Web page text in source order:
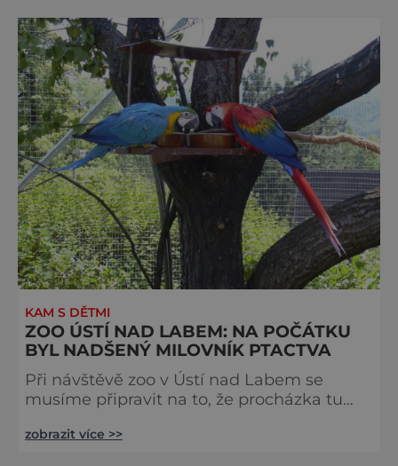
KAM S DĚTMI
ZOO ÚSTÍ NAD LABEM: NA POČÁTKU
BYL NADŠENÝ MILOVNÍK PTACTVA
Při návštěvě zoo v Ústí nad Labem se
musíme připravit na to, že procházka tu
totiž rozkládá na svahu Mariánské skály
zobrazit více >>